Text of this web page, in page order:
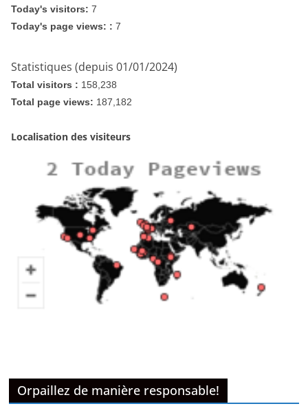
Today's visitors: 7
Today's page views: : 7
Statistiques (depuis 01/01/2024)
Total visitors : 158,238
Total page views: 187,182
Localisation des visiteurs
Orpaillez de manière responsable!